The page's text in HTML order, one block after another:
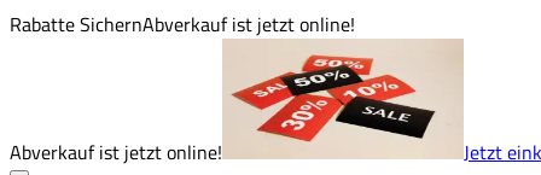
Rabatte SichernAbverkauf ist jetzt online!
Abverkauf ist jetzt online! Jetzt